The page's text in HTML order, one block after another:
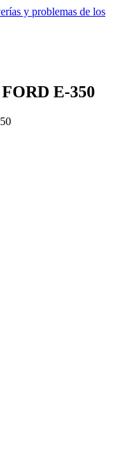
y problemas de los
E-350